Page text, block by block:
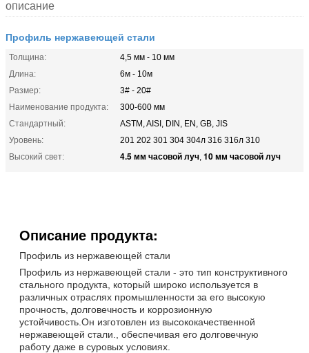
описание
Профиль нержавеющей стали
Толщина:
4,5 мм - 10 мм
Длина:
6м - 10м
Размер:
3# - 20#
Наименование продукта:
300-600 мм
Стандартный:
ASTM, AISI, DIN, EN, GB, JIS
Уровень:
201 202 301 304 304л 316 316л 310
Высокий свет:
4.5 мм часовой луч, 10 мм часовой луч
Описание продукта:
Профиль из нержавеющей стали
Профиль из нержавеющей стали - это тип конструктивного
стального продукта, который широко используется в
различных отраслях промышленности за его высокую
прочность, долговечность и коррозионную
устойчивость.Он изготовлен из высококачественной
нержавеющей стали., обеспечивая его долговечную
работу даже в суровых условиях.